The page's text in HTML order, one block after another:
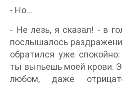
- Но…
- Не лезь, я сказал! - в
послышалось
обратился уже
ты выпьешь моей крови.
любом, даже